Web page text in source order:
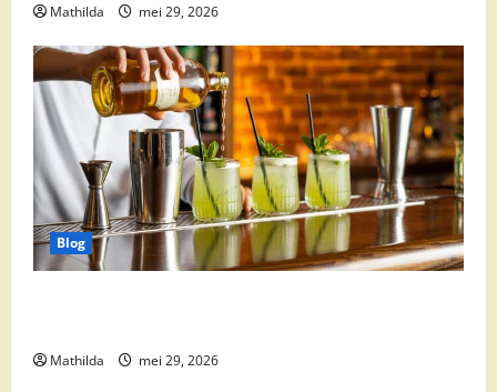
Mathilda mei 29, 2026
Blog
Mathilda mei 29, 2026